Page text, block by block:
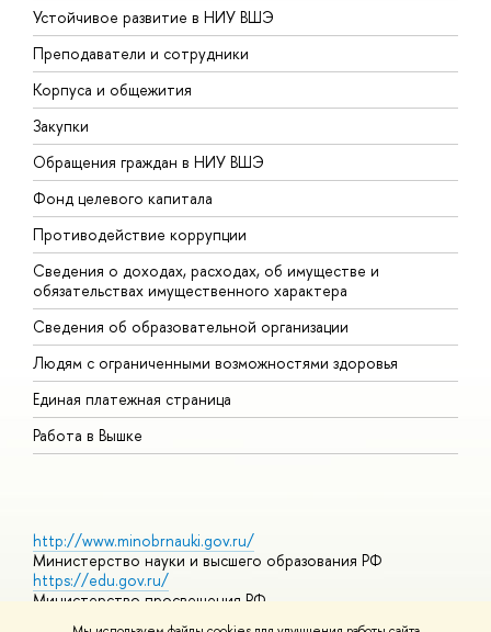
Устойчивое развитие в НИУ ВШЭ
Преподаватели и сотрудники
Корпуса и общежития
Закупки
Обращения граждан в НИУ ВШЭ
Фонд целевого капитала
Противодействие коррупции
Сведения о доходах, расходах, об имуществе и
обязательствах имущественного характера
Сведения об образовательной организации
Людям с ограниченными возможностями здоровья
Единая платежная страница
Работа в Вышке
http://www.minobrnauki.gov.ru/
Министерство науки и высшего образования РФ
https://edu.gov.ru/
Министерство просвещения РФ